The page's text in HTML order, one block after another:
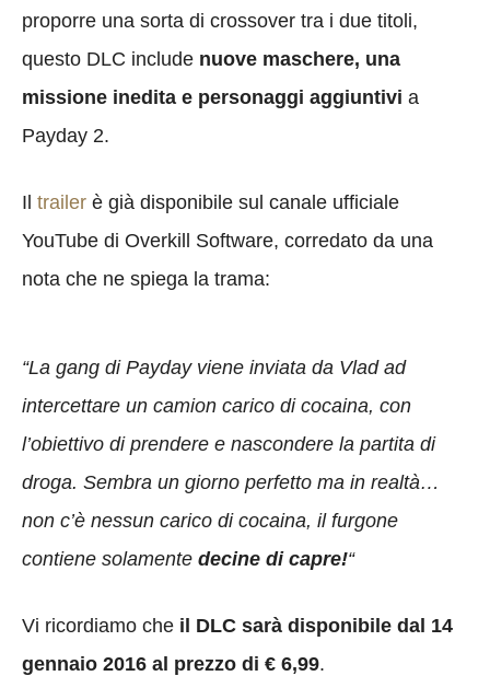
proporre una sorta di crossover tra i due titoli,
questo DLC include nuove maschere, una
missione inedita e personaggi aggiuntivi a
Payday 2.
Il trailer è già disponibile sul canale ufficiale
YouTube di Overkill Software, corredato da una
nota che ne spiega la trama:
“La gang di Payday viene inviata da Vlad ad
intercettare un camion carico di cocaina, con
l’obiettivo di prendere e nascondere la partita di
droga. Sembra un giorno perfetto ma in realtà…
non c’è nessun carico di cocaina, il furgone
contiene solamente decine di capre!“
Vi ricordiamo che il DLC sarà disponibile dal 14
gennaio 2016 al prezzo di € 6,99.